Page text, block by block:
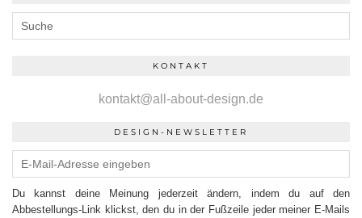
KONTAKT
kontakt@all-about-design.de
DESIGN-NEWSLETTER
Du kannst deine Meinung jederzeit ändern, indem du auf den
Abbestellungs-Link klickst, den du in der Fußzeile jeder meiner E-Mails